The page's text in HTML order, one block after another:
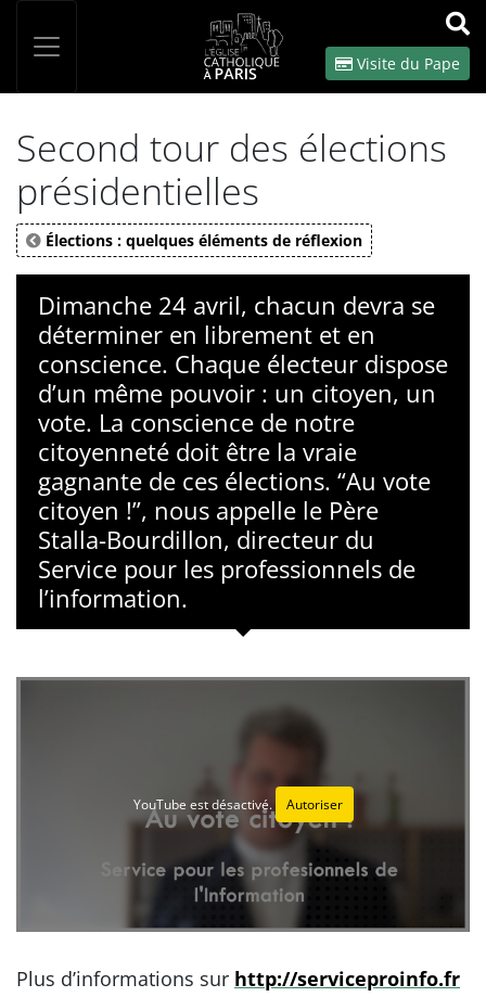
OK
Visite du Pape
Second tour des élections
présidentielles
Élections : quelques éléments de réflexion
Dimanche 24 avril, chacun devra se
déterminer en librement et en
conscience. Chaque électeur dispose
d’un même pouvoir : un citoyen, un
vote. La conscience de notre
citoyenneté doit être la vraie
gagnante de ces élections. “Au vote
citoyen !”, nous appelle le Père
Stalla-Bourdillon, directeur du
Service pour les professionnels de
l’information.
YouTube est désactivé. Autoriser
Plus d’informations sur http://serviceproinfo.fr
Panneau de gestion des cookies